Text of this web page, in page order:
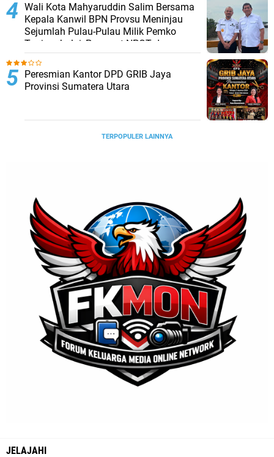
Wali Kota Mahyaruddin Salim Bersama
Kepala Kanwil BPN Provsu Meninjau
Sejumlah Pulau-Pulau Milik Pemko
Tanjungbalai, Percepat NPGT dan
Sertifikasi Aset
Peresmian Kantor DPD GRIB Jaya
Provinsi Sumatera Utara
TERPOPULER LAINNYA
JELAJAHI